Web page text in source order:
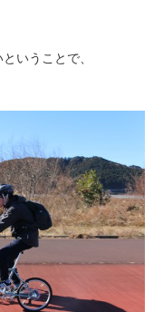
いうことで、